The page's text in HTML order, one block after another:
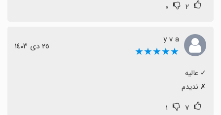
۲ ۰
y v a
★★★★★ ٢٥ دی ١٤٠٣
‏✗ ندیدم
۷ ۱